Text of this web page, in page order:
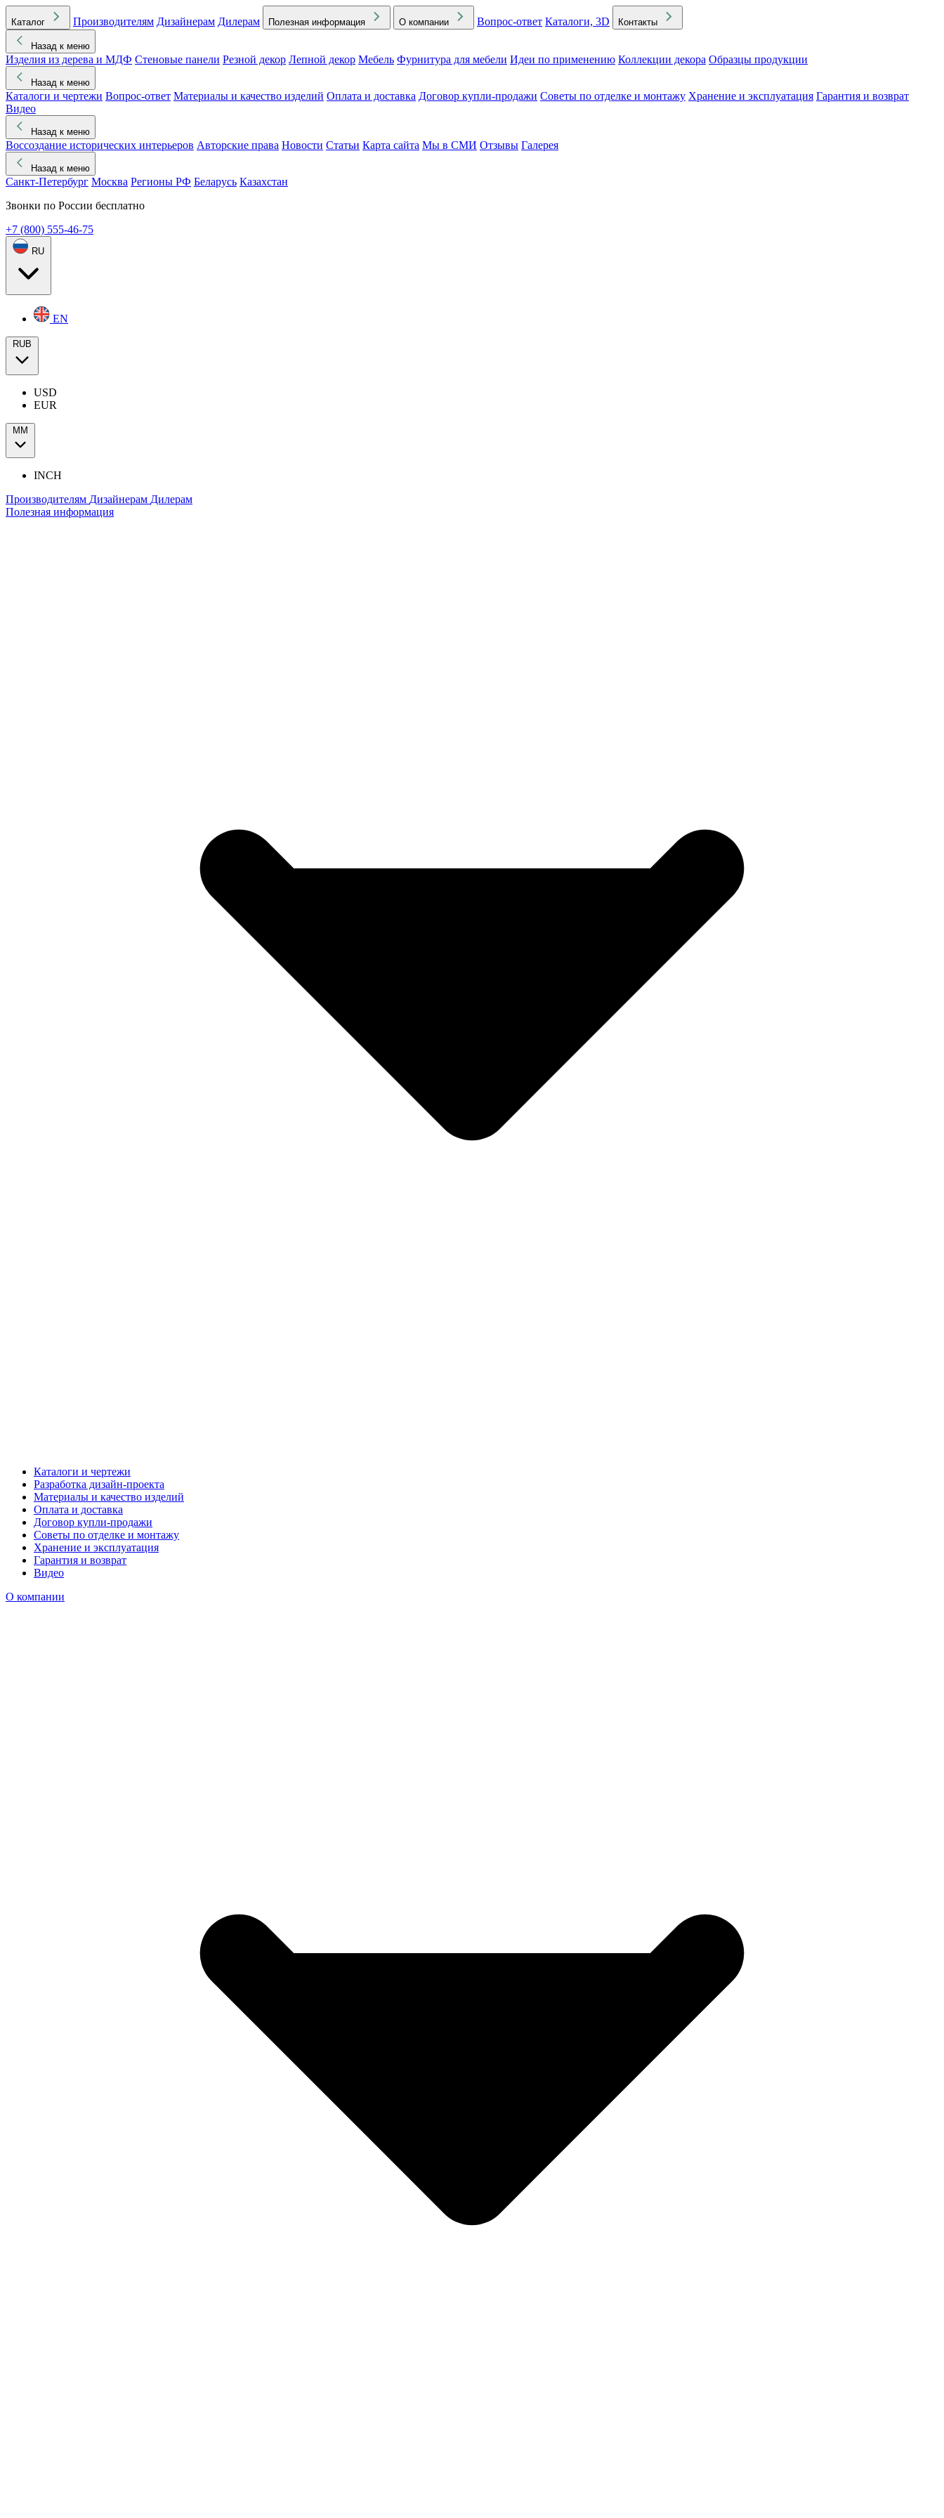
Каталог Производителям Дизайнерам Дилерам Полезная информация О компании Вопрос-ответ Каталоги, 3D Контакты
Назад к меню
Изделия из дерева и МДФ Стеновые панели Резной декор Лепной декор Мебель Фурнитура для мебели Идеи по применению Коллекции декора Образцы продукции
Назад к меню
Каталоги и чертежи Вопрос-ответ Материалы и качество изделий Оплата и доставка Договор купли-продажи Советы по отделке и монтажу Хранение и эксплуатация Гарантия и возврат
Видео
Назад к меню
Воссоздание исторических интерьеров Авторские права Новости Статьи Карта сайта Мы в СМИ Отзывы Галерея
Назад к меню
Санкт-Петербург Москва Регионы РФ Беларусь Казахстан
Звонки по России бесплатно
+7 (800) 555-46-75
RU
EN
RUB
USD
EUR
ММ
INCH
Производителям Дизайнерам Дилерам
Полезная информация
Каталоги и чертежи
Разработка дизайн-проекта
Материалы и качество изделий
Оплата и доставка
Договор купли-продажи
Советы по отделке и монтажу
Хранение и эксплуатация
Гарантия и возврат
Видео
О компании